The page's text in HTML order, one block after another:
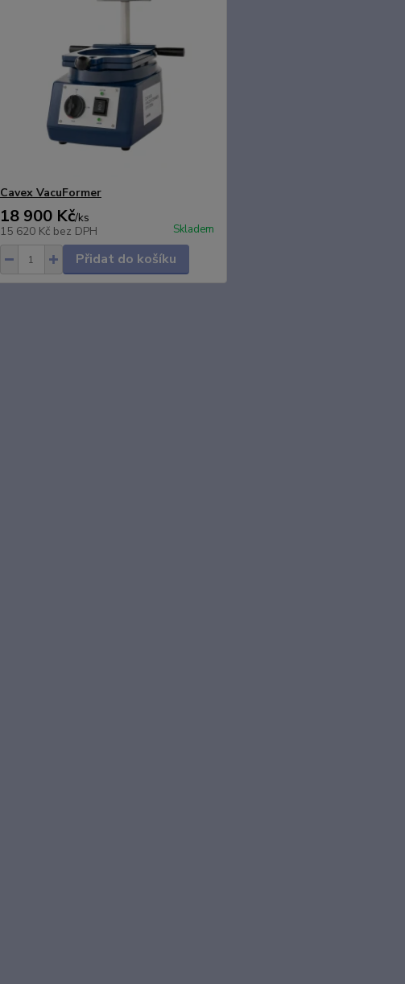
Cavex VacuFormer
18 900 Kč/ks
15 620 Kč bez DPH Skladem
Přidat do košíku